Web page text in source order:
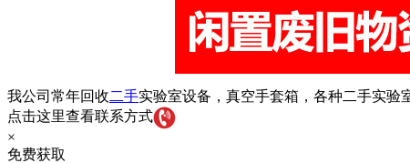
我公司常年回收二手实验室设备， 真空手套箱，各种二手实验
点击这里查看联系方式
×
免费获取